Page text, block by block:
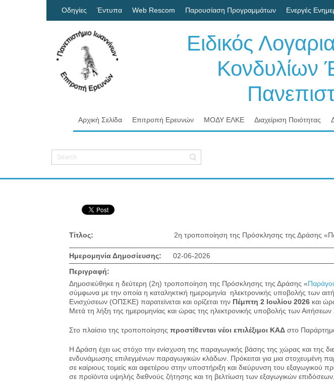
Οδηγίες Έντυπα Web Rescom Παρουσίαση Προγραμμάτων Ενεργές
Ειδικός
Κονδυλίων
Αρχική Σελίδα Επιτροπή Ερευνών ΜΟΔΥ ΕΛΚΕ Διαχείριση Ποιότητας
Τίτλος: 2η τροποποίηση της Πρόσκλησης της Δράσης
Ημερομηνία Δημοσίευσης:
02-06-2026
Περιγραφή:
Δημοσιεύθηκε η δεύτερη (2η) τροποποίηση της Πρόσκλησης της Δράσης «
σύμφωνα με την οποία η καταληκτική ημερομηνία ηλεκτρονικής υποβολής των
Ενισχύσεων (ΟΠΣΚΕ) παρατείνεται και ορίζεται την Πέμπτη 2 Ιουλίου 2026 και
Μετά τη λήξη της ημερομηνίας και ώρας της ηλεκτρονικής υποβολής των
Στο πλαίσιο της τροποποίησης προστίθενται νέοι επιλέξιμοι ΚΑΔ στο
Η Δράση έχει ως στόχο την ενίσχυση της παραγωγικής βάσης της χώρας και της
ενδυνάμωσης επιλεγμένων παραγωγικών κλάδων. Πρόκειται για μια στοχευμένη
σε καίριους τομείς και αφετέρου στην υποστήριξη και διεύρυνση του
σε προϊόντα υψηλής διεθνούς ζήτησης και τη βελτίωση των εξαγωγικών